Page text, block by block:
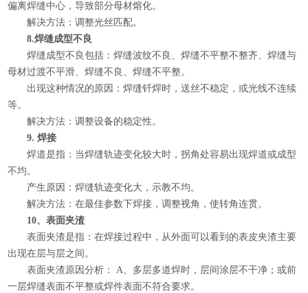
偏离焊缝中心，导致部分母材熔化。
解决方法：调整光丝匹配。
8.焊缝成型不良
焊缝成型不良包括：焊缝波纹不良、焊缝不平整不整齐、焊缝与
母材过渡不平滑、焊缝不良、焊缝不平整。
出现这种情况的原因：焊缝钎焊时，送丝不稳定，或光线不连续
等。
解决方法：调整设备的稳定性。
9. 焊接
焊道是指：当焊缝轨迹变化较大时，拐角处容易出现焊道或成型
不均。
产生原因：焊缝轨迹变化大，示教不均。
解决方法：在最佳参数下焊接，调整视角，使转角连贯。
10、表面夹渣
表面夹渣是指：在焊接过程中，从外面可以看到的表皮夹渣主要
出现在层与层之间。
表面夹渣原因分析： A、多层多道焊时，层间涂层不干净；或前
一层焊缝表面不平整或焊件表面不符合要求。